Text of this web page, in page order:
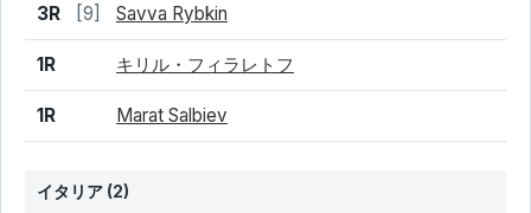
結果 シード 選手名
3R [9] Savva Rybkin
1R キリル・フィラレトフ
1R Marat Salbiev
イタリア (2)